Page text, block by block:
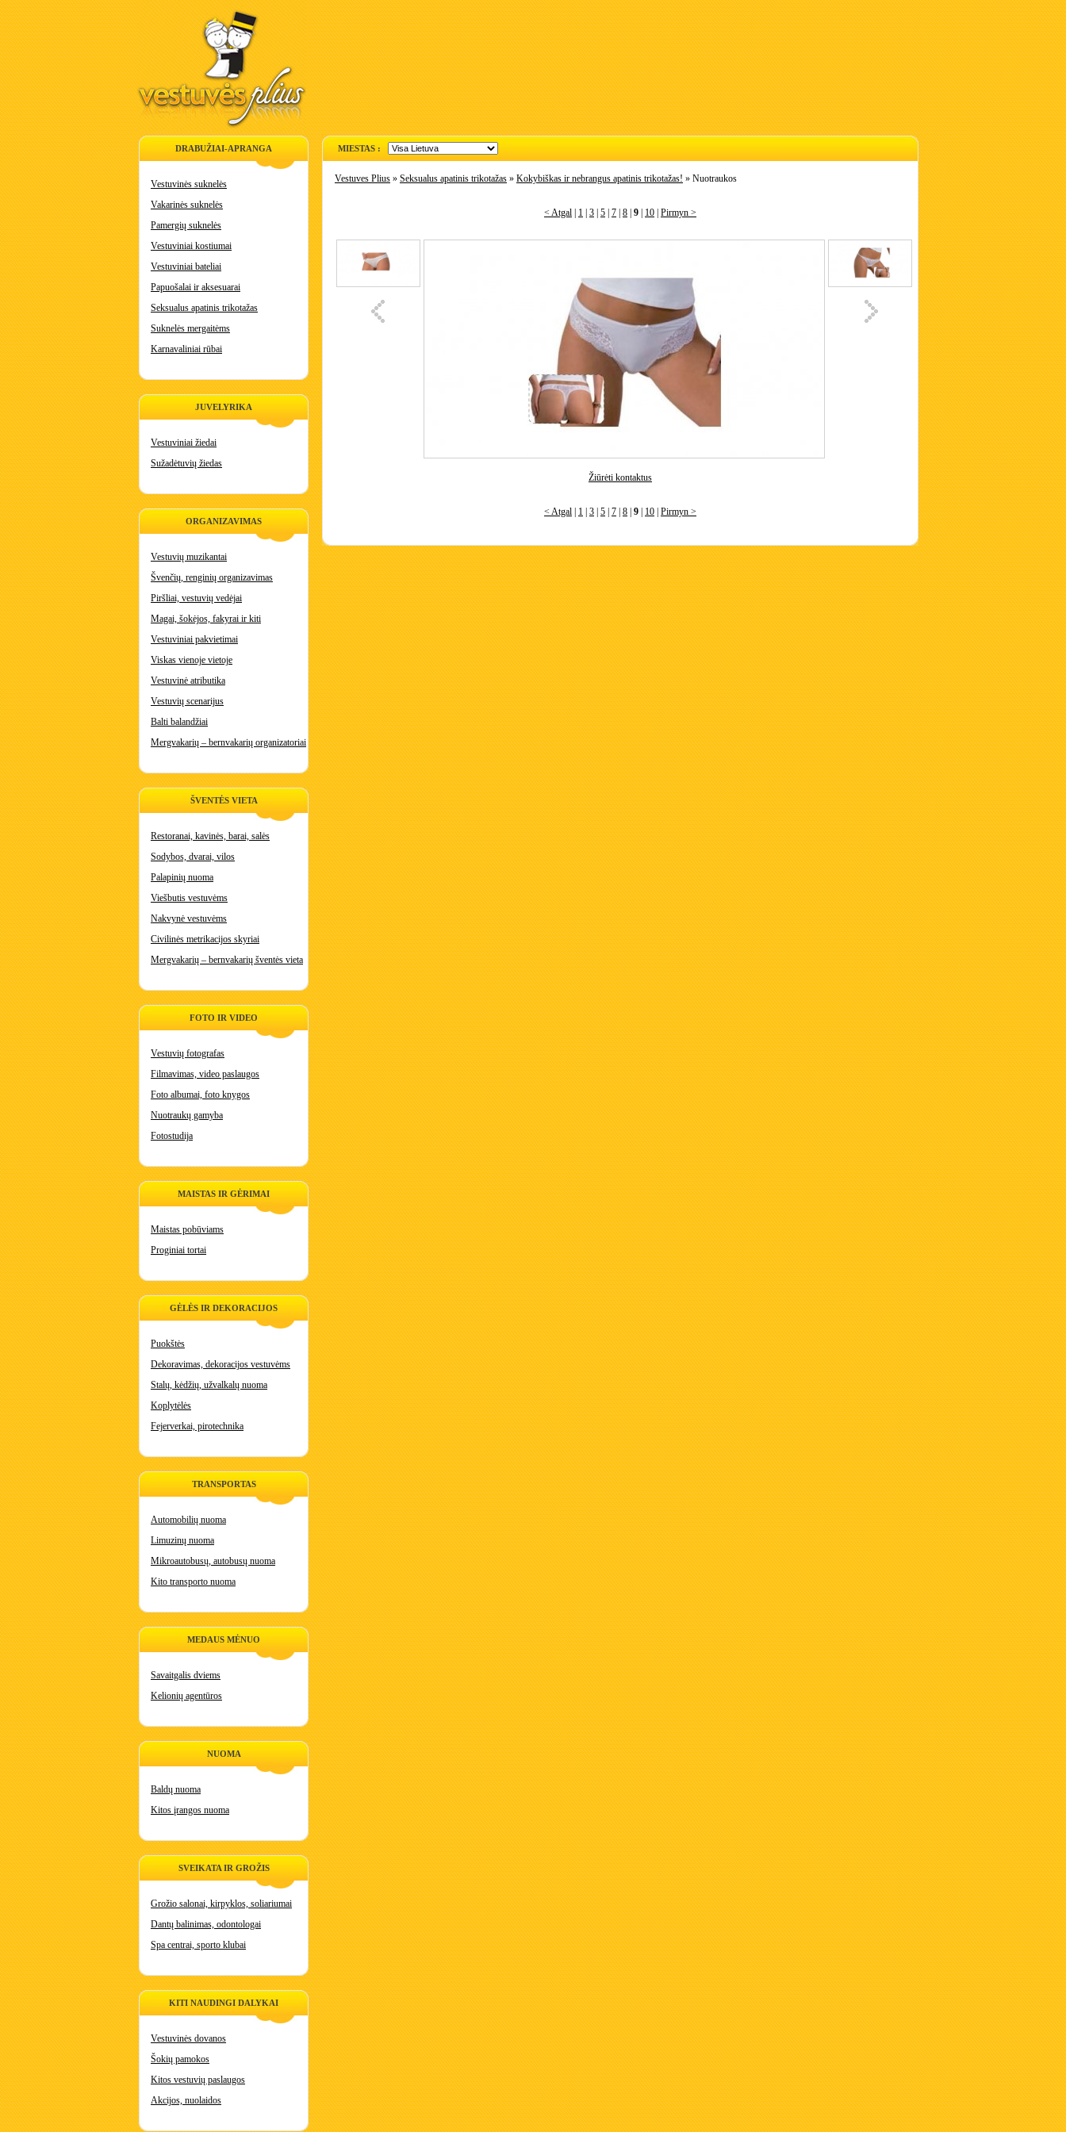
DRABUŽIAI-APRANGA
Vestuvinės suknelės
Vakarinės suknelės
Pamergių suknelės
Vestuviniai kostiumai
Vestuviniai bateliai
Papuošalai ir aksesuarai
Seksualus apatinis trikotažas
Suknelės mergaitėms
Karnavaliniai rūbai
JUVELYRIKA
Vestuviniai žiedai
Sužadėtuvių žiedas
ORGANIZAVIMAS
Vestuvių muzikantai
Švenčių, renginių organizavimas
Piršliai, vestuvių vedėjai
Magai, šokėjos, fakyrai ir kiti
Vestuviniai pakvietimai
Viskas vienoje vietoje
Vestuvinė atributika
Vestuvių scenarijus
Balti balandžiai
Mergvakarių – bernvakarių organizatoriai
ŠVENTĖS VIETA
Restoranai, kavinės, barai, salės
Sodybos, dvarai, vilos
Palapinių nuoma
Viešbutis vestuvėms
Nakvynė vestuvėms
Civilinės metrikacijos skyriai
Mergvakarių – bernvakarių šventės vieta
FOTO IR VIDEO
Vestuvių fotografas
Filmavimas, video paslaugos
Foto albumai, foto knygos
Nuotraukų gamyba
Fotostudija
MAISTAS IR GĖRIMAI
Maistas pobūviams
Proginiai tortai
GĖLĖS IR DEKORACIJOS
Puokštės
Dekoravimas, dekoracijos vestuvėms
Stalų, kėdžių, užvalkalų nuoma
Koplytėlės
Fejerverkai, pirotechnika
TRANSPORTAS
Automobilių nuoma
Limuzinų nuoma
Mikroautobusų, autobusų nuoma
Kito transporto nuoma
MEDAUS MĖNUO
Savaitgalis dviems
Kelionių agentūros
NUOMA
Baldų nuoma
Kitos įrangos nuoma
SVEIKATA IR GROŽIS
Grožio salonai, kirpyklos, soliariumai
Dantų balinimas, odontologai
Spa centrai, sporto klubai
KITI NAUDINGI DALYKAI
Vestuvinės dovanos
Šokių pamokos
Kitos vestuvių paslaugos
Akcijos, nuolaidos
MIESTAS :
Vestuves Plius » Seksualus apatinis trikotažas » Kokybiškas ir nebrangus apatinis trikotažas! » Nuotraukos
< Atgal 1 3 5 7 8 9 10 Pirmyn >
Žiūrėti kontaktus
< Atgal 1 3 5 7 8 9 10 Pirmyn >